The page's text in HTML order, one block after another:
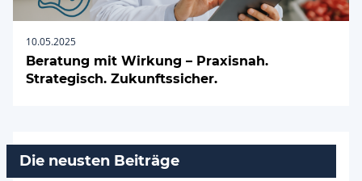
10.05.2025
Beratung mit Wirkung – Praxisnah.
Strategisch. Zukunftssicher.
Die neusten Beiträge